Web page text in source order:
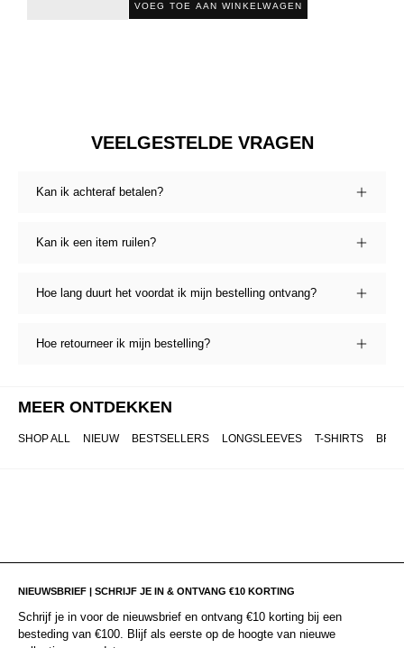
VOEG TOE AAN WINKELWAGEN
VEELGESTELDE VRAGEN
Kan ik achteraf betalen?
Kan ik een item ruilen?
Hoe lang duurt het voordat ik mijn bestelling ontvang?
Hoe retourneer ik mijn bestelling?
MEER ONTDEKKEN
SHOP ALL NIEUW BESTSELLERS LONGSLEEVES T-SHIRTS
NIEUWSBRIEF | SCHRIJF JE IN & ONTVANG €10 KORTING
Schrijf je in voor de nieuwsbrief en ontvang €10 korting bij een
besteding van €100. Blijf als eerste op de hoogte van nieuwe